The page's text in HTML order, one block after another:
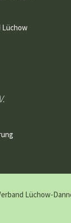
Lüchow
Lüchow-